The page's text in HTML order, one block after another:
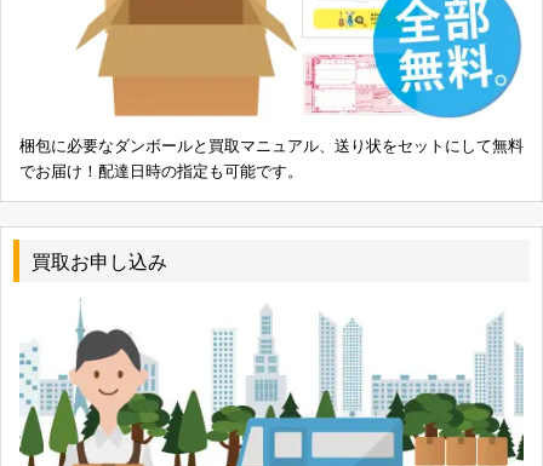
バンダイ 1/144 HGBF ZZII ダブルゼッツー 4549660090748
バンダイ 1/100 RE/100 ガンダム試作4号機 ガー
4543112964205
バンダイ 1/100 MG MSA-0011 Sガンダム スペリ
戦” 40026
コトブキヤ 特典付き ブラック・マジシャン・ガ
ール 1/7
4934054781829
グリフォンエンタープライズ 時崎狂三 1/8 塗装
済み完成品
4582221156989
梱包に必要なダンボールと買取マニュアル、送り状をセットにして無料
でお届け！配達日時の指定も可能です。
買取お申し込み